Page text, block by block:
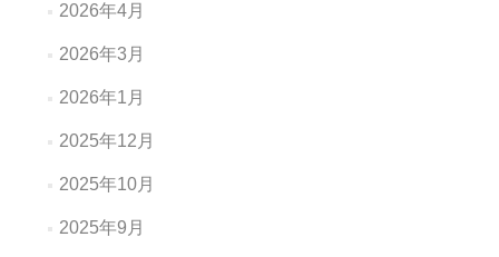
2026年4月
2026年3月
2026年1月
2025年12月
2025年10月
2025年9月